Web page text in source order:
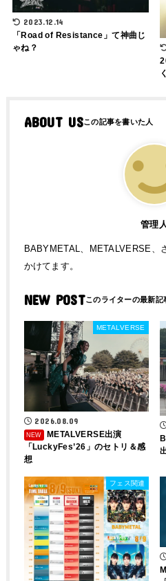
2023.12.14
「Road of Resistance」て神曲じ
ゃね？
ABOUT US
管理人
BABYMETAL、METALVERSE、
かけてます。
NEW POST
METALVERSE
2026.08.09
METALVERSE出演
「LuckyFes’26」のセトリ＆感
想
フェス関連